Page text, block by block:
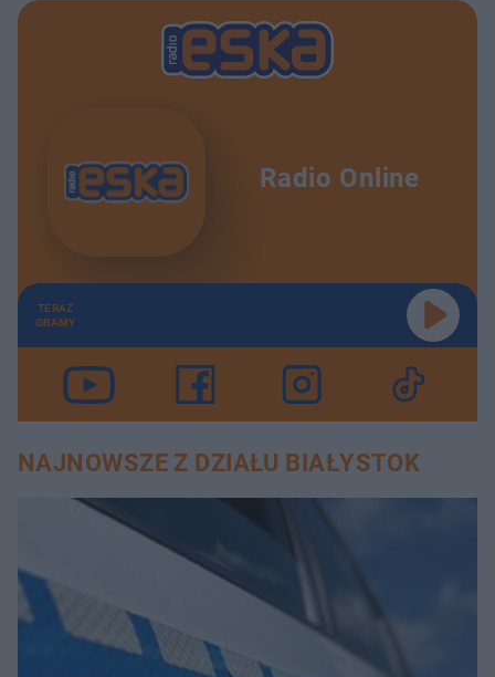
Radio Online
TERAZ
GRAMY
NAJNOWSZE Z DZIAŁU BIAŁYSTOK